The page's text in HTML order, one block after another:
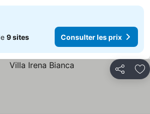
9 sites Consulter les prix
Partager